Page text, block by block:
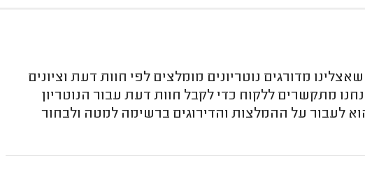
מדורגים נוטריונים מומלצים לפי חוות דעת וציונים
מתקשרים ללקוח כדי לקבל חוות דעת עבור הנוטריון
לעבור על ההמלצות והדירוגים ברשימה למטה ולבחור